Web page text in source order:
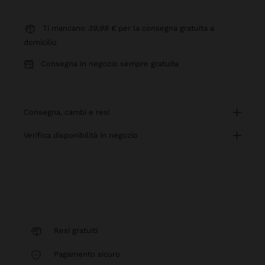
Ti mancano 39,99 € per la consegna gratuita a
domicilio
Consegna in negozio sempre gratuita
consegna, cambi e resi
verifica disponibilità in negozio
Resi gratuiti
Pagamento sicuro